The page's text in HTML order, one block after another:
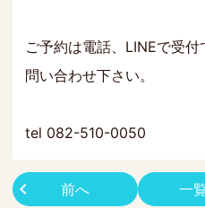
ご予約は電話、LINEで受
問い合わせ下さい。
tel 082-510-0050
前へ 一